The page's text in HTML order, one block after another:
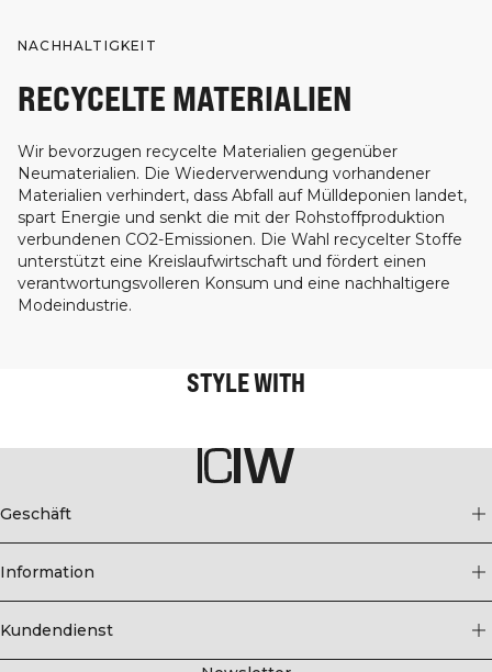
NACHHALTIGKEIT
RECYCELTE MATERIALIEN
Wir bevorzugen recycelte Materialien gegenüber
Neumaterialien. Die Wiederverwendung vorhandener
Materialien verhindert, dass Abfall auf Mülldeponien landet,
spart Energie und senkt die mit der Rohstoffproduktion
verbundenen CO2-Emissionen. Die Wahl recycelter Stoffe
unterstützt eine Kreislaufwirtschaft und fördert einen
verantwortungsvolleren Konsum und eine nachhaltigere
Modeindustrie.
STYLE WITH
Geschäft
Information
Kundendienst